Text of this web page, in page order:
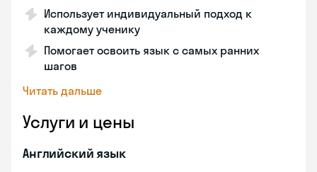
Использует индивидуальный подход к
каждому ученику
Помогает освоить язык с самых ранних
шагов
Читать дальше
Услуги и цены
Английский язык